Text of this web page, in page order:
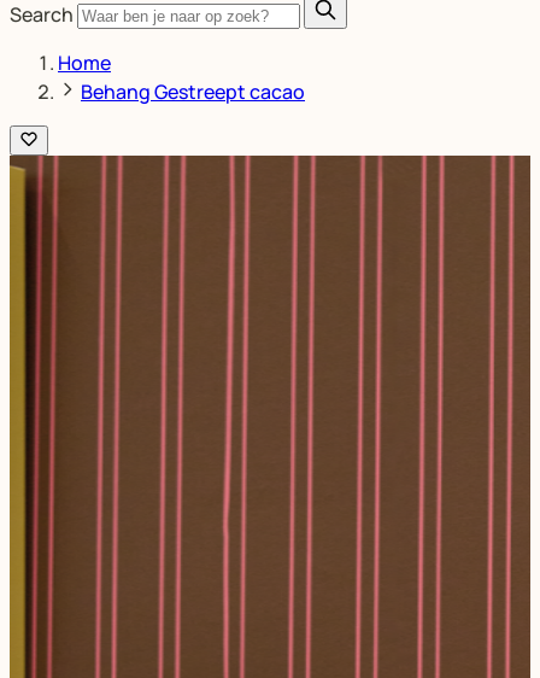
Search
Home
Behang Gestreept cacao